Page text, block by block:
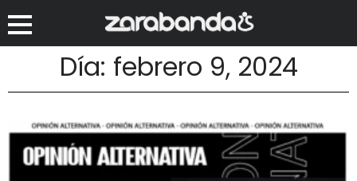
Día: febrero 9, 2024